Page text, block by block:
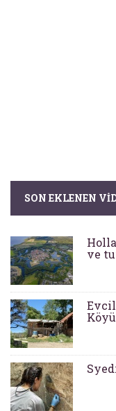
SON EKLENEN
ve
Köyü